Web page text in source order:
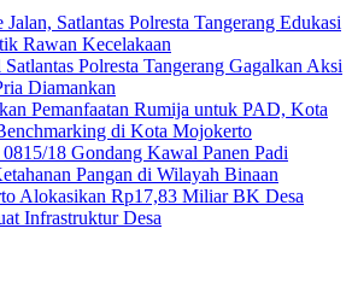
Satlantas Polresta Tangerang Edukasi
Rawan Kecelakaan
Polresta Tangerang Gagalkan Aksi
Diamankan
Pemanfaatan Rumija untuk PAD, Kota
di Kota Mojokerto
18 Gondang Kawal Panen Padi
Pangan di Wilayah Binaan
Alokasikan Rp17,83 Miliar BK Desa
Infrastruktur Desa